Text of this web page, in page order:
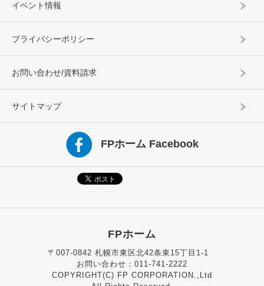
イベント情報
プライバシーポリシー
お問い合わせ/資料請求
サイトマップ
FPホーム Facebook
FPホーム
〒007-0842 札幌市東区北42条東15丁目1-1
お問い合わせ：011-741-2222
COPYRIGHT(C) FP CORPORATION.,Ltd